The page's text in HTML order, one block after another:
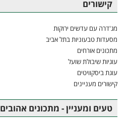
קישורים
מג'דרה עם עדשים ירוקות
מסעדות טבעוניות בתל אביב
מתכונים אורחים
עוגיות שיבולת שועל
עוגת ביסקוויטים
קישורים מעניינים
טעים ומעניין - מתכונים אהובים